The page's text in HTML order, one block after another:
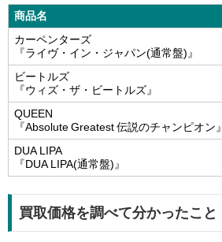
商品名
カーペンターズ
『ライヴ・イン・ジャパン(通常盤)』
ビートルズ
『ウィズ・ザ・ビートルズ』
QUEEN
『Absolute Greatest 伝説のチャンピオン』
DUA LIPA
『DUA LIPA(通常盤)』
買取価格を調べて分かったこと